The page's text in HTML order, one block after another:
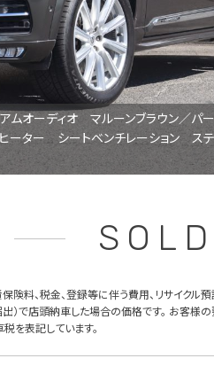
ムオーディオ マルーンブラウン／パー
ター シートベンチレーション ステ
SOLD
険料、税金、登録等に伴う費用、リサイクル
）で店頭納車した場合の価格です。 お客様
を表記しています。